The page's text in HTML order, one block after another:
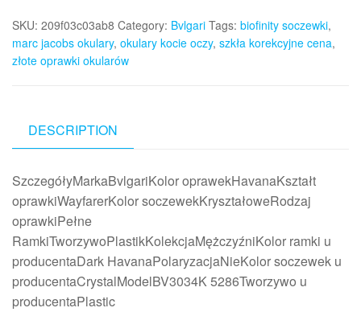
SKU: 209f03c03ab8 Category: Bvlgari Tags: biofinity soczewki,
marc jacobs okulary, okulary kocie oczy, szkła korekcyjne cena,
złote oprawki okularów
DESCRIPTION
SzczegółyMarkaBvlgariKolor oprawekHavanaKształt
oprawkiWayfarerKolor soczewekKryształoweRodzaj
oprawkiPełne
RamkiTworzywoPlastikKolekcjaMężczyźniKolor ramki u
producentaDark HavanaPolaryzacjaNieKolor soczewek u
producentaCrystalModelBV3034K 5286Tworzywo u
producentaPlastic